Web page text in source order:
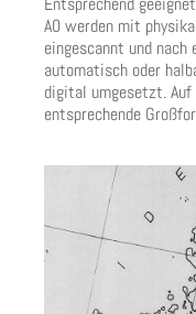
A0 werden mit
eingescannt und
automatisch oder
digital umgesetzt.
entsprechende